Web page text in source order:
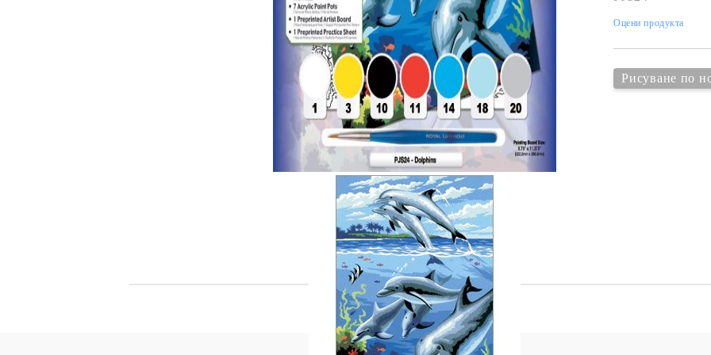
Гумирани листи, пера, шринк пластмаса и др.
ДЕКОРАТИВНИ И ПЕЧАТИ ЗА
ВОСЪК
ГУМЕНИ ПЕЧАТИ
ПОЛИМЕРНИ ПЕЧАТИ И
АКСЕСОАРИ
ПЕЧАТИ ЗА ВОСЪК И ЦВЕТНИ
ВОСЪЦИ
КАРТИЧКИ, ПЛИКОВЕ
Tweet
Оцени продукта
Рисуване по